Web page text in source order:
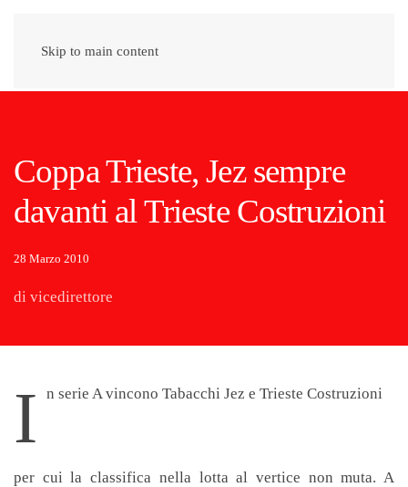
Skip to main content
Coppa Trieste, Jez sempre
davanti al Trieste Costruzioni
28 Marzo 2010
di vicedirettore
I n serie A vincono Tabacchi Jez e Trieste Costruzioni
per cui la classifica nella lotta al vertice non muta. A